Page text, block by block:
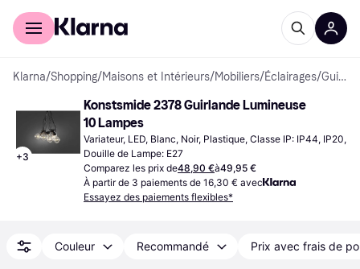
Acheter avec Klarna
Klarna/Shopping/Maisons et Intérieurs/Mobiliers/Éclairages/ Guirlandes Lumineuses
+3
Konstsmide 2378 Guirlande Lumineuse
10 Lampes
Variateur, LED, Blanc, Noir, Plastique, Classe IP: IP44, IP20,
Douille de Lampe: E27
Comparez les prix de48,90 €à49,95 €
À partir de 3 paiements de 16,30 € avec
Essayez des paiements flexibles*
Couleur Recommandé Prix avec frais de